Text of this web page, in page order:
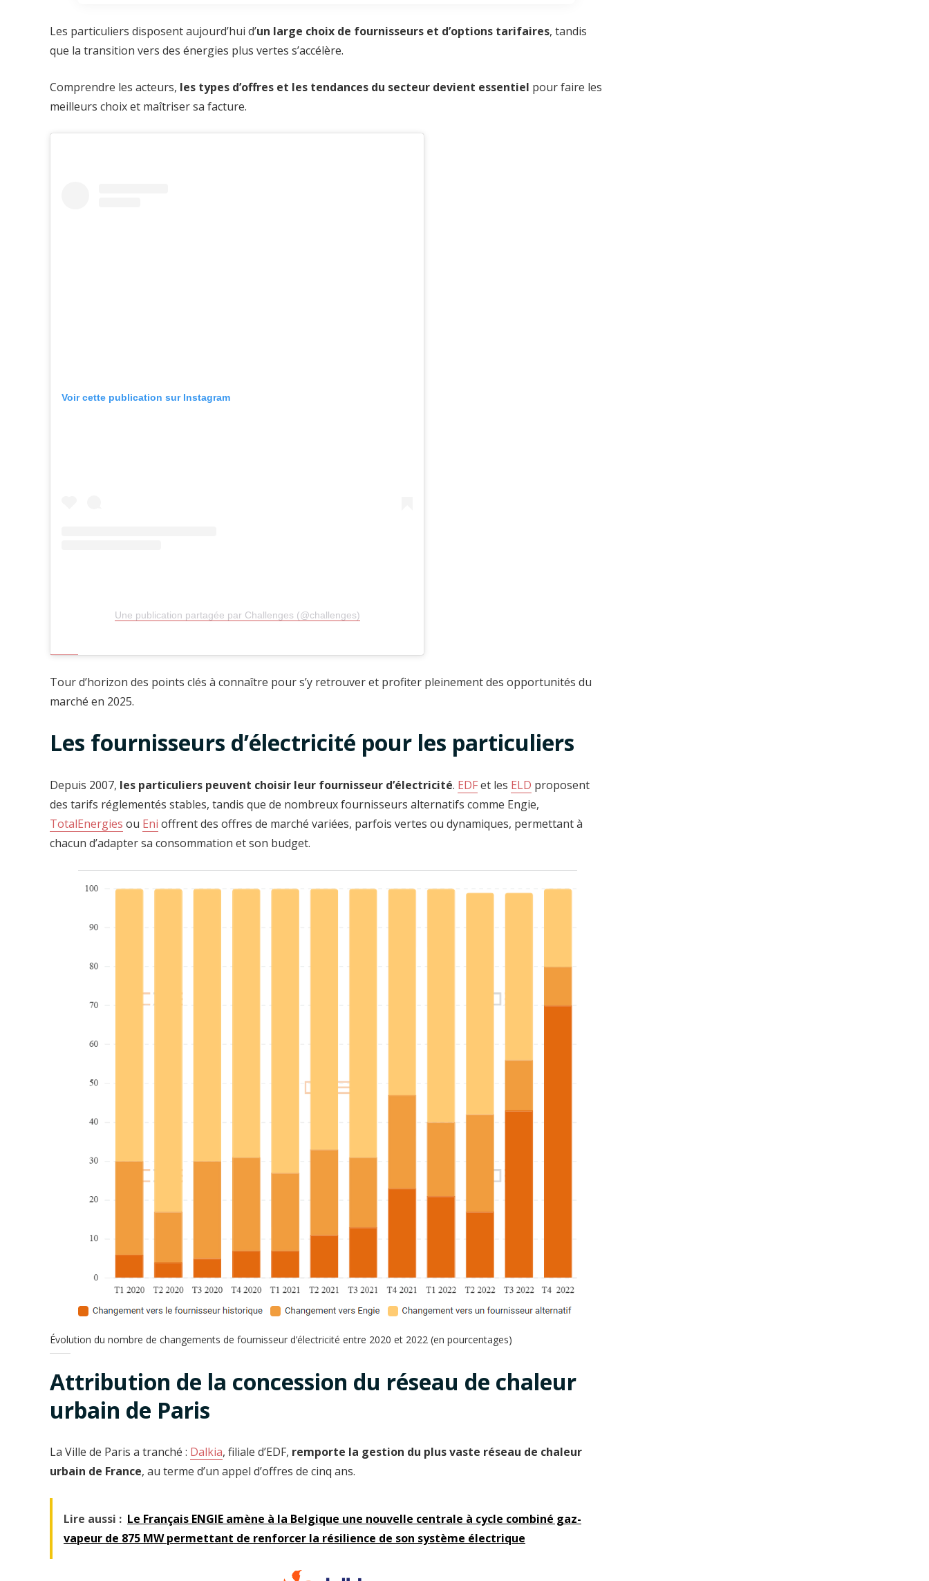
Les particuliers disposent aujourd’hui d’un large choix de fournisseurs et d’options tarifaires, tandis
que la transition vers des énergies plus vertes s’accélère.
Comprendre les acteurs, les types d’offres et les tendances du secteur devient essentiel pour faire les
meilleurs choix et maîtriser sa facture.
Voir cette publication sur Instagram
Une publication partagée par Challenges (@challenges)
Tour d’horizon des points clés à connaître pour s’y retrouver et profiter pleinement des opportunités du
marché en 2025.
Les fournisseurs d’électricité pour les particuliers
Depuis 2007, les particuliers peuvent choisir leur fournisseur d’électricité. EDFet les ELD proposent
des tarifs réglementés stables, tandis que de nombreux fournisseurs alternatifs comme Engie,
TotalEnergies ou Eni offrent des offres de marché variées, parfois vertes ou dynamiques, permettant à
chacun d’adapter sa consommation et son budget.
Évolution du nombre de changements de fournisseur d’électricité entre 2020 et 2022 (en pourcentages)
Attribution de la concession du réseau de chaleur
urbain de Paris
La Ville de Paris a tranché : Dalkia, filiale d’EDF, remporte la gestion du plus vaste réseau de chaleur
urbain de France, au terme d’un appel d’offres de cinq ans.
Lire aussi : Le Français ENGIE amène à la Belgique une nouvelle centrale à cycle combiné gaz-
vapeur de 875 MW permettant de renforcer la résilience de son système électrique